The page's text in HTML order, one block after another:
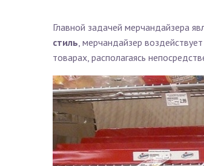
Главной задачей мерчандайзера
стиль , мерчандайзер
товарах, располагаясь